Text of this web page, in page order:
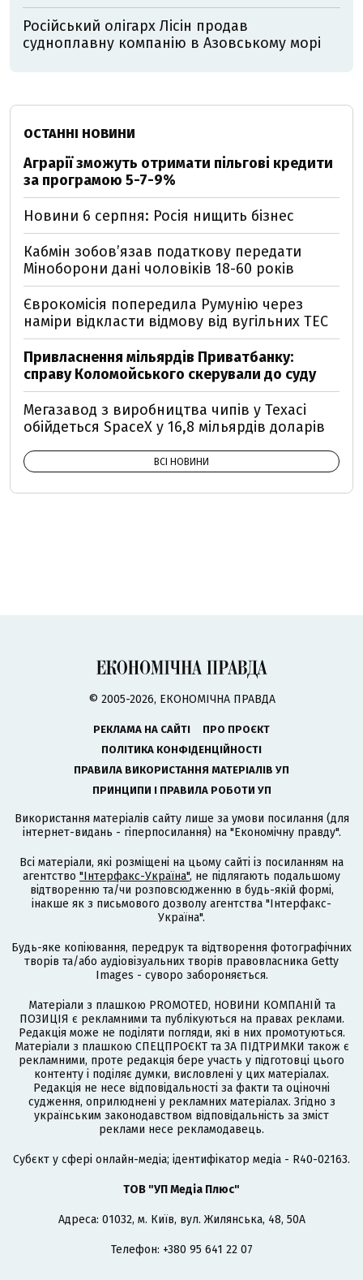
Російський олігарх Лісін продав
судноплавну компанію в Азовському морі
ОСТАННІ НОВИНИ
Аграрії зможуть отримати пільгові кредити
за програмою 5-7-9%
Новини 6 серпня: Росія нищить бізнес
Кабмін зобовʼязав податкову передати
Міноборони дані чоловіків 18-60 років
Єврокомісія попередила Румунію через
наміри відкласти відмову від вугільних ТЕС
Привласнення мільярдів Приватбанку:
справу Коломойського скерували до суду
Мегазавод з виробництва чипів у Техасі
обійдеться SpaceX у 16,8 мільярдів доларів
ВСІ НОВИНИ
© 2005-2026, ЕКОНОМІЧНА ПРАВДА
РЕКЛАМА НА САЙТІ
ПРО ПРОЄКТ
ПОЛІТИКА КОНФІДЕНЦІЙНОСТІ
ПРАВИЛА ВИКОРИСТАННЯ МАТЕРІАЛІВ УП
ПРИНЦИПИ І ПРАВИЛА РОБОТИ УП
Використання матеріалів сайту лише за умови посилання (для
інтернет-видань - гіперпосилання) на "Економічну правду".
Всі матеріали, які розміщені на цьому сайті із посиланням на
агентство "Інтерфакс-Україна", не підлягають подальшому
відтворенню та/чи розповсюдженню в будь-якій формі,
інакше як з письмового дозволу агентства "Інтерфакс-
Україна".
Будь-яке копіювання, передрук та відтворення фотографічних
творів та/або аудіовізуальних творів правовласника Getty
Images - суворо забороняється.
Матеріали з плашкою PROMOTED, НОВИНИ КОМПАНІЙ та
ПОЗИЦІЯ є рекламними та публікуються на правах реклами.
Редакція може не поділяти погляди, які в них промотуються.
Матеріали з плашкою СПЕЦПРОЄКТ та ЗА ПІДТРИМКИ також є
рекламними, проте редакція бере участь у підготовці цього
контенту і поділяє думки, висловлені у цих матеріалах.
Редакція не несе відповідальності за факти та оціночні
судження, оприлюднені у рекламних матеріалах. Згідно з
українським законодавством відповідальність за зміст
реклами несе рекламодавець.
Cубєкт у сфері онлайн-медіа; ідентифікатор медіа - R40-02163.
ТОВ "УП Медіа Плюс"
Адреса: 01032, м. Київ, вул. Жилянська, 48, 50А
Телефон: +380 95 641 22 07